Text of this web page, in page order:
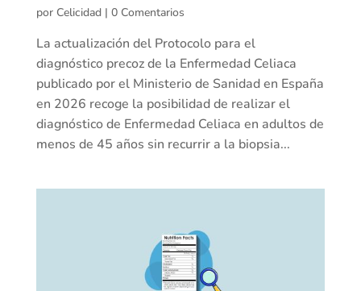
por Celicidad| 0 Comentarios
La actualización del Protocolo para el
diagnóstico precoz de la Enfermedad Celiaca
publicado por el Ministerio de Sanidad en España
en 2026 recoge la posibilidad de realizar el
diagnóstico de Enfermedad Celiaca en adultos de
menos de 45 años sin recurrir a la biopsia...